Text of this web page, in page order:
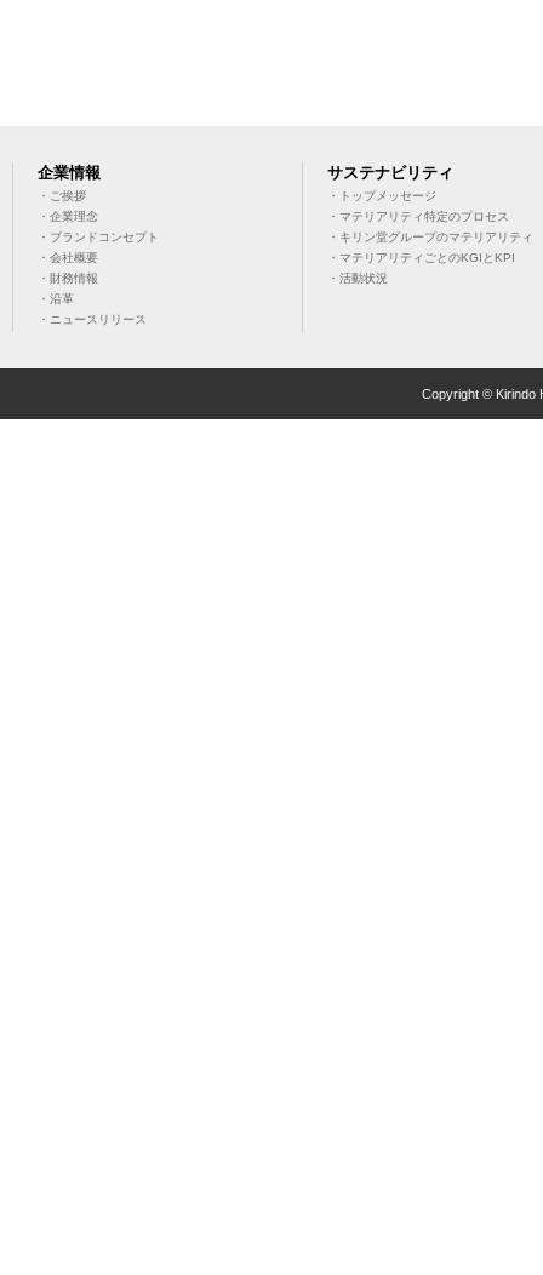
企業情報
・ご挨拶
・企業理念
・ブランドコンセプト
・会社概要
・財務情報
・沿革
・ニュースリリース
サステナビリティ
・トップメッセージ
・マテリアリティ特定のプロセス
・キリン堂グループのマテリアリティ
・マテリアリティごとのKGIとKPI
・活動状況
Copyright © Kirindo